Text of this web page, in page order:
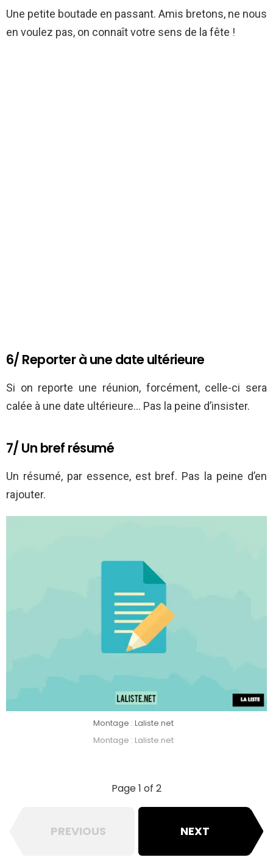
Une petite boutade en passant. Amis bretons, ne nous
en voulez pas, on connaît votre sens de la fête !
6/ Reporter à une date ultérieure
Si on reporte une réunion, forcément, celle-ci sera
calée à une date ultérieure… Pas la peine d’insister.
7/ Un bref résumé
Un résumé, par essence, est bref. Pas la peine d’en
rajouter.
Montage : Laliste.net
Montage : Laliste.net
Page 1 of 2
PREVIOUS NEXT